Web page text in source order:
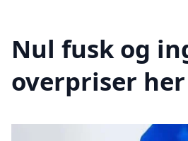
Nul fusk og
overpriser her